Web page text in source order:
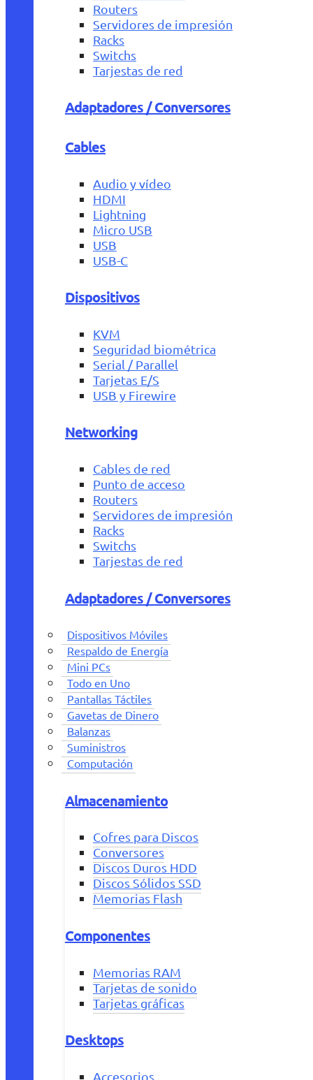
Routers
Servidores de impresión
Racks
Switchs
Tarjestas de red
Adaptadores / Conversores
Cables
Audio y vídeo
HDMI
Lightning
Micro USB
USB
USB-C
Dispositivos
KVM
Seguridad biométrica
Serial / Parallel
Tarjetas E/S
USB y Firewire
Networking
Cables de red
Punto de acceso
Routers
Servidores de impresión
Racks
Switchs
Tarjestas de red
Adaptadores / Conversores
Dispositivos Móviles
Respaldo de Energía
Mini PCs
Todo en Uno
Pantallas Táctiles
Gavetas de Dinero
Balanzas
Suministros
Computación
Almacenamiento
Cofres para Discos
Conversores
Discos Duros HDD
Discos Sólidos SSD
Memorias Flash
Componentes
Memorias RAM
Tarjetas de sonido
Tarjetas gráficas
Desktops
Accesorios